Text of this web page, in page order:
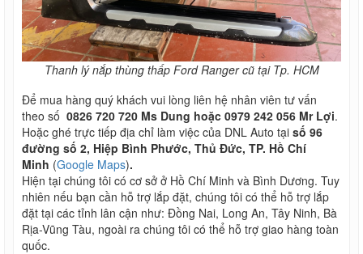
Thanh lý nắp thùng thấp Ford Ranger cũ tại Tp. HCM
Để mua hàng quý khách vui lòng liên hệ nhân viên tư vấn
theo số 0826 720 720 Ms Dung hoặc 0979 242 056 Mr Lợi.
Hoặc ghé trực tiếp địa chỉ làm việc của DNL Auto tại số 96
đường số 2, Hiệp Bình Phước, Thủ Đức, TP. Hồ Chí
Minh (Google Maps).
Hiện tại chúng tôi có cơ sở ở Hồ Chí Minh và Bình Dương. Tuy
nhiên nếu bạn cần hỗ trợ lắp đặt, chúng tôi có thể hỗ trợ lắp
đặt tại các tỉnh lân cận như: Đồng Nai, Long An, Tây Ninh, Bà
Rịa-Vũng Tàu, ngoài ra chúng tôi có thể hỗ trợ giao hàng toàn
quốc.